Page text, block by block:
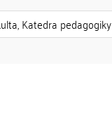
Katedra pedagogiky